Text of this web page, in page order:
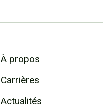
À propos
Carrières
Actualités